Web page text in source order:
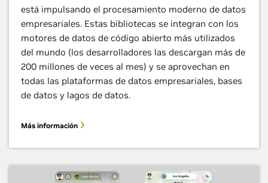
está impulsando el procesamiento moderno de datos
empresariales. Estas bibliotecas se integran con los
motores de datos de código abierto más utilizados
del mundo (los desarrolladores las descargan más de
200 millones de veces al mes) y se aprovechan en
todas las plataformas de datos empresariales, bases
de datos y lagos de datos.
Más información